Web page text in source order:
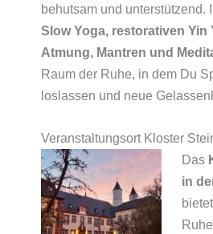
behutsam und unterstützend.
Slow Yoga, restorativen Yin
Atmung, Mantren und
Raum der Ruhe, in dem Du
loslassen und neue
Veranstaltungsort Kloster
Das
in